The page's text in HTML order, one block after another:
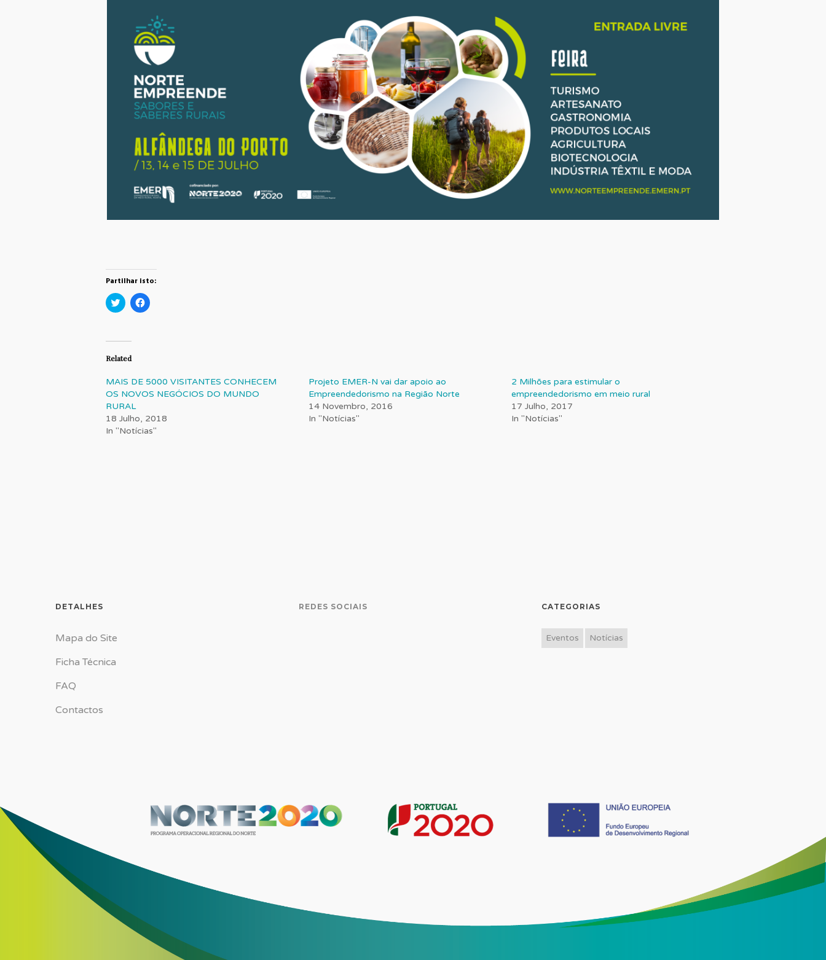
Partilhar isto:
Click
to
(Opens
new
window)
Click
to
Related
MAIS DE 5000 VISITANTES CONHECEM
OS NOVOS NEGÓCIOS DO MUNDO
RURAL
18 Julho, 2018
In "Notícias"
Projeto EMER-N vai dar apoio ao
Empreendedorismo na Região Norte
14 Novembro, 2016
In "Notícias"
2 Milhões para estimular o
empreendedorismo em meio rural
17 Julho, 2017
In "Notícias"
DETALHES
Mapa do Site
Ficha Técnica
FAQ
Contactos
REDES SOCIAIS CATEGORIAS
Eventos Notícias